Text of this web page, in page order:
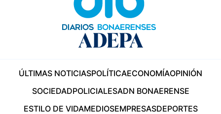
ÚLTIMAS NOTICIASPOLÍTICAECONOMÍAOPINIÓN
SOCIEDADPOLICIALESADN BONAERENSE
ESTILO DE VIDAMEDIOSEMPRESASDEPORTES